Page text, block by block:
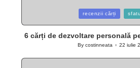
in
recenzii cărți
6 cărți de dezvoltare personală
Posted
Bycostinneata 22 iulie